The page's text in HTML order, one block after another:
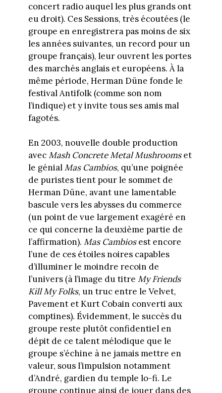
concert radio auquel les plus grands ont
eu droit). Ces Sessions, très écoutées (le
groupe en enregistrera pas moins de six
les années suivantes, un record pour un
groupe français), leur ouvrent les portes
des marchés anglais et européens. À la
même période, Herman Düne fonde le
festival Antifolk (comme son nom
l’indique) et y invite tous ses amis mal
fagotés.
En 2003, nouvelle double production
avecMash Concrete Metal Mushroomset
le génialMas Cambios, qu’une poignée
de puristes tient pour le sommet de
Herman Düne, avant une lamentable
bascule vers les abysses du commerce
(un point de vue largement exagéré en
ce qui concerne la deuxième partie de
l’affirmation). Mas Cambiosest encore
l’une de ces étoiles noires capables
d’illuminer le moindre recoin de
l’univers (à l’image du titre My Friends
Kill My Folks, un truc entre le Velvet,
Pavement et Kurt Cobain converti aux
comptines). Évidemment, le succès du
groupe reste plutôt confidentiel en
dépit de ce talent mélodique que le
groupe s’échine à ne jamais mettre en
valeur, sous l’impulsion notamment
d’André, gardien du temple lo-fi. Le
groupe continue ainsi de jouer dans des